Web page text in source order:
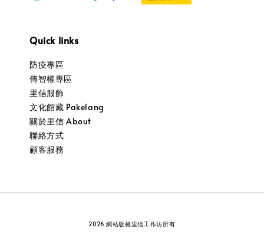
Quick links
防疫專區
傳智權專區
里信服飾
文化館藏 Pakelang
關於里信 About
聯絡方式
顧客服務
2026 網站版權里信工作坊所有